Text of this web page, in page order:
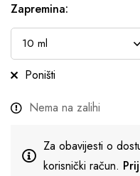
Zapremina:
Poništi
Nema na zalihi
Za obavijesti o
korisnički račun.